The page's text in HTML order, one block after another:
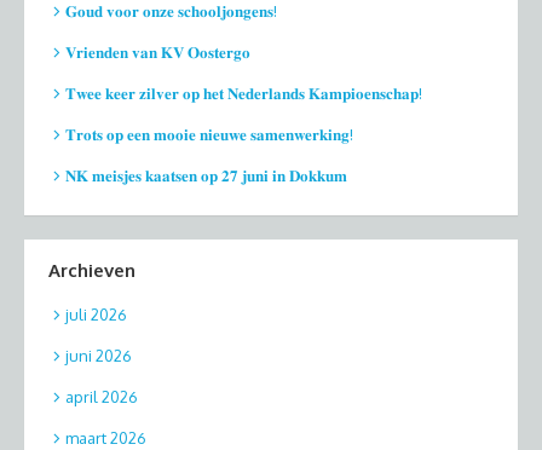
𝐆𝐨𝐮𝐝 𝐯𝐨𝐨𝐫 𝐨𝐧𝐳𝐞 𝐬𝐜𝐡𝐨𝐨𝐥𝐣𝐨𝐧𝐠𝐞𝐧𝐬!
𝐕𝐫𝐢𝐞𝐧𝐝𝐞𝐧 𝐯𝐚𝐧 𝐊𝐕 𝐎𝐨𝐬𝐭𝐞𝐫𝐠𝐨
𝐓𝐰𝐞𝐞 𝐤𝐞𝐞𝐫 𝐳𝐢𝐥𝐯𝐞𝐫 𝐨𝐩 𝐡𝐞𝐭 𝐍𝐞𝐝𝐞𝐫𝐥𝐚𝐧𝐝𝐬 𝐊𝐚𝐦𝐩𝐢𝐨𝐞𝐧𝐬𝐜𝐡𝐚𝐩!
𝐓𝐫𝐨𝐭𝐬 𝐨𝐩 𝐞𝐞𝐧 𝐦𝐨𝐨𝐢𝐞 𝐧𝐢𝐞𝐮𝐰𝐞 𝐬𝐚𝐦𝐞𝐧𝐰𝐞𝐫𝐤𝐢𝐧𝐠!
𝐍𝐊 𝐦𝐞𝐢𝐬𝐣𝐞𝐬 𝐤𝐚𝐚𝐭𝐬𝐞𝐧 𝐨𝐩 𝟐𝟕 𝐣𝐮𝐧𝐢 𝐢𝐧 𝐃𝐨𝐤𝐤𝐮𝐦
Archieven
juli 2026
juni 2026
april 2026
maart 2026